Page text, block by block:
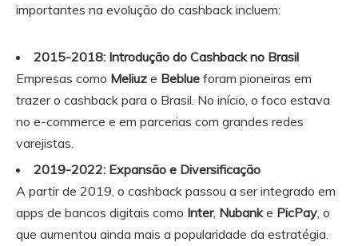
importantes na evolução do cashback incluem:
2015-2018: Introdução do Cashback no Brasil
Empresas como Meliuz e Beblue foram pioneiras em
trazer o cashback para o Brasil. No início, o foco estava
no e-commerce e em parcerias com grandes redes
varejistas.
2019-2022: Expansão e Diversificação
A partir de 2019, o cashback passou a ser integrado em
apps de bancos digitais como Inter, Nubanke PicPay , o
que aumentou ainda mais a popularidade da estratégia.